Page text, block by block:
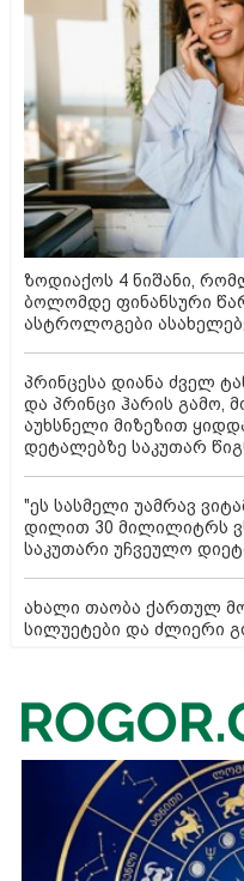
ზოდიაქოს 4 ნიშანი,
ბოლომდე ფინანსური
ასტროლოგები
პრინცესა დიანა ძველ
და პრინცი ჰარის
აუხსნელი მიზეზით
დეტალებზე საკუთარ
"ეს სასმელი უამრავ
დილით 30 მილილიტრს
საკუთარი უჩვეულო
ახალი თაობა ქართულ
სილუეტები და ძლიერი